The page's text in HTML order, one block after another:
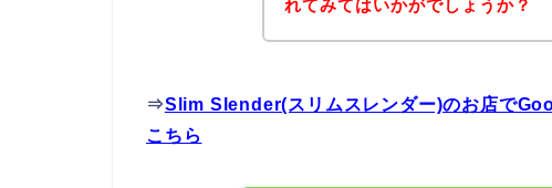
れてみてはいかがでしょうか？
⇒Slim Slender(スリムスレンダー)のお店で
こちら